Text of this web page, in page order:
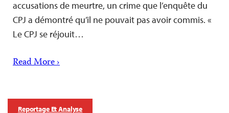
accusations de meurtre, un crime que l’enquête du
CPJ a démontré qu’il ne pouvait pas avoir commis. «
Le CPJ se réjouit…
Read More ›
Reportage Et Analyse